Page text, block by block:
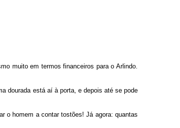
muito em termos financeiros para o Arlindo.
dourada está aí à porta, e depois até se pode
o homem a contar tostões! Já agora: quantas